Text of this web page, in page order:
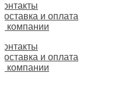
и оплата
компании
и оплата
компании